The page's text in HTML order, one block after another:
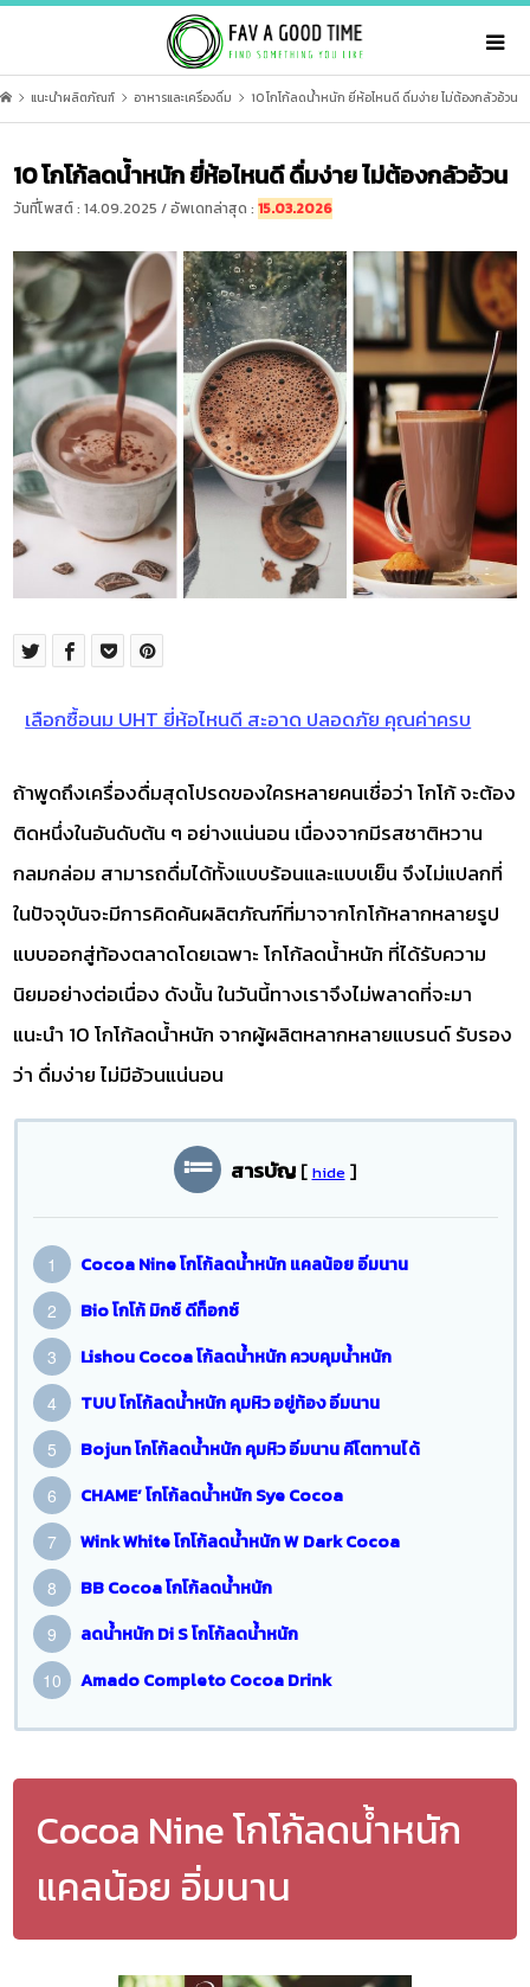
แนะนำผลิตภัณฑ์ อาหารและเครื่องดื่ม 10 โกโก้ลดน้ำหนัก ยี่ห้อไหนดี ดื่มง่าย ไม่ต้องกลัวอ้วน
10 โกโก้ลดน้ำหนัก ยี่ห้อไหนดี ดื่มง่าย ไม่ต้องกลัวอ้วน
วันที่โพสต์ : 14.09.2025 / อัพเดทล่าสุด :15.03.2026
เลือกซื้อนม UHT ยี่ห้อไหนดี สะอาด ปลอดภัย คุณค่าครบ
ถ้าพูดถึงเครื่องดื่มสุดโปรดของใครหลายคนเชื่อว่า โกโก้ จะต้อง
ติดหนึ่งในอันดับต้น ๆ อย่างแน่นอน เนื่องจากมีรสชาติหวาน
กลมกล่อม สามารถดื่มได้ทั้งแบบร้อนและแบบเย็น จึงไม่แปลกที่
ในปัจจุบันจะมีการคิดค้นผลิตภัณฑ์ที่มาจากโกโก้หลากหลายรูป
แบบออกสู่ท้องตลาดโดยเฉพาะ โกโก้ลดน้ำหนัก ที่ได้รับความ
นิยมอย่างต่อเนื่อง ดังนั้น ในวันนี้ทางเราจึงไม่พลาดที่จะมา
แนะนำ 10 โกโก้ลดน้ำหนัก จากผู้ผลิตหลากหลายแบรนด์ รับรอง
ว่า ดื่มง่าย ไม่มีอ้วนแน่นอน
สารบัญ [ hide ]
Cocoa Nine โกโก้ลดน้ำหนัก แคลน้อย อิ่มนาน
Bio โกโก้ มิกซ์ ดีท็อกซ์
Lishou Cocoa โก้ลดน้ำหนัก ควบคุมน้ำหนัก
TUU โกโก้ลดน้ำหนัก คุมหิว อยู่ท้อง อิ่มนาน
Bojun โกโก้ลดน้ำหนัก คุมหิว อิ่มนาน คีโตทานได้
CHAME’ โกโก้ลดน้ำหนัก Sye Cocoa
Wink White โกโก้ลดน้ำหนัก W Dark Cocoa
BB Cocoa โกโก้ลดน้ำหนัก
ลดน้ำหนัก Di S โกโก้ลดน้ำหนัก
Amado Completo Cocoa Drink
Cocoa Nine โกโก้ลดน้ำหนัก
แคลน้อย อิ่มนาน